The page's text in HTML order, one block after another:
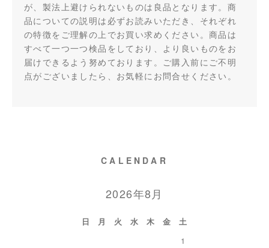
が、製法上避けられないものは良品となります。商
品についての説明は必ずお読みいただき、それぞれ
の特徴をご理解の上でお買い求めください。商品は
すべて一つ一つ検品をしており、より良いものをお
届けできるよう努めております。ご購入前にご不明
点がございましたら、お気軽にお問合せください。
CALENDAR
2026年8月
日 月 火 水 木 金
土
1